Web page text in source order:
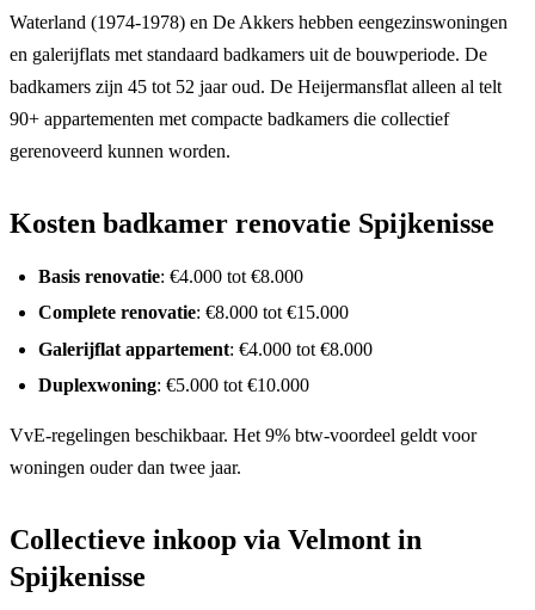
Waterland (1974-1978) en De Akkers hebben eengezinswoningen
en galerijflats met standaard badkamers uit de bouwperiode. De
badkamers zijn 45 tot 52 jaar oud. De Heijermansflat alleen al telt
90+ appartementen met compacte badkamers die collectief
gerenoveerd kunnen worden.
Kosten badkamer renovatie Spijkenisse
Basis renovatie: €4.000 tot €8.000
Complete renovatie: €8.000 tot €15.000
Galerijflat appartement: €4.000 tot €8.000
Duplexwoning: €5.000 tot €10.000
VvE-regelingen beschikbaar. Het 9% btw-voordeel geldt voor
woningen ouder dan twee jaar.
Collectieve inkoop via Velmont in
Spijkenisse